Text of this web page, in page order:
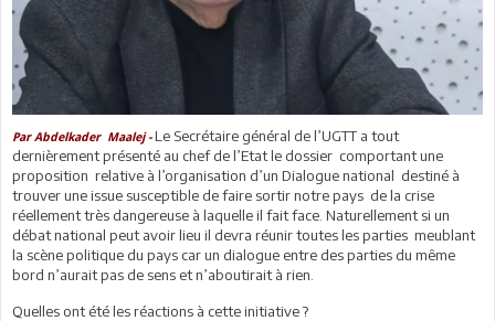
Par Abdelkader Maalej -Le Secrétaire général de l’UGTT a tout
dernièrement présenté au chef de l’Etat le dossier comportant une
proposition relative à l’organisation d’un Dialogue national destiné à
trouver une issue susceptible de faire sortir notre pays de la crise
réellement très dangereuse à laquelle il fait face. Naturellement si un
débat national peut avoir lieu il devra réunir toutes les parties meublant
la scène politique du pays car un dialogue entre des parties du même
bord n’aurait pas de sens et n’aboutirait à rien.
Quelles ont été les réactions à cette initiative ?